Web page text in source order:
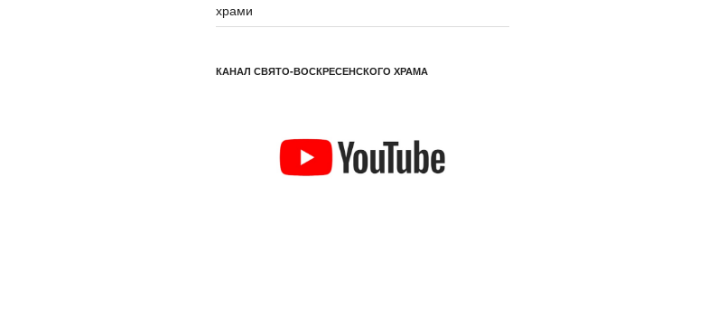
храми
КАНАЛ СВЯТО-ВОСКРЕСЕНСКОГО ХРАМА